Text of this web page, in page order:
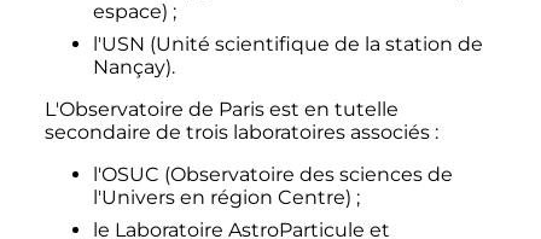
espace) ;
l'USN (Unité scientifique de la station de
Nançay).
L'Observatoire de Paris est en tutelle
secondaire de trois laboratoires associés :
l'OSUC (Observatoire des sciences de
l'Univers en région Centre) ;
le Laboratoire AstroParticule et